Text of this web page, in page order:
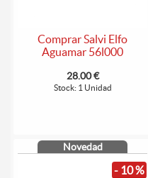
Comprar Salvi Elfo
Aguamar 56l000
28.00 €
Stock: 1 Unidad
Novedad
- 10 %